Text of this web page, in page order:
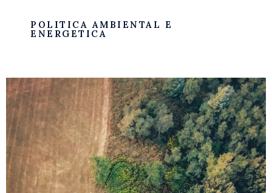
POLITICA AMBIENTAL E
ENERGETICA